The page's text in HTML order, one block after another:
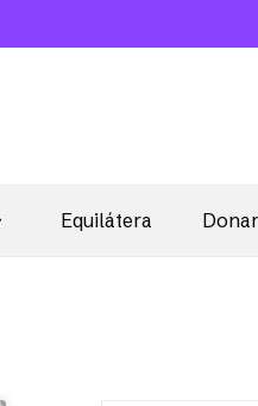
Equilátera Donar